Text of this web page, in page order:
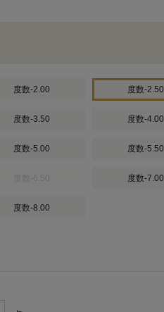
度数-2.00 度数-2.50
度数-3.50 度数-4.00
度数-5.00 度数-5.50
度数-7.00
度数-8.00